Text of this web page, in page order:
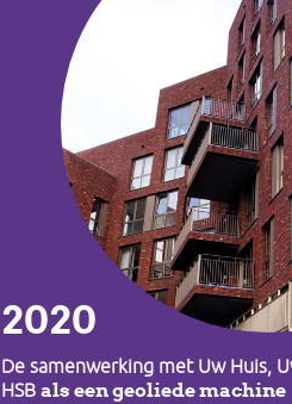
2020
De samenwerking met Uw Huis,
HSB als een geoliede machine